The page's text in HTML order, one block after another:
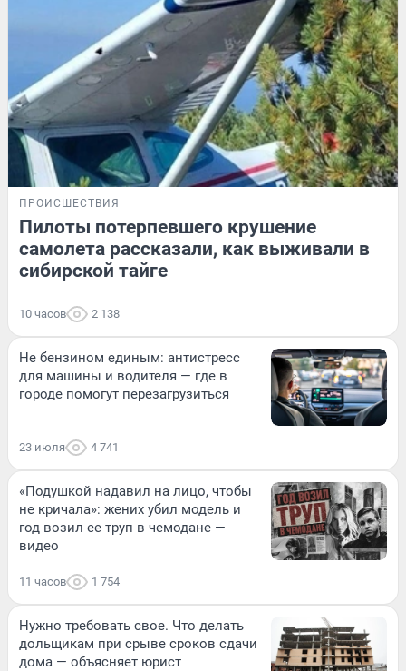
ПРОИСШЕСТВИЯ
Пилоты потерпевшего крушение
самолета рассказали, как выживали в
сибирской тайге
10 часов 2 138
Не бензином единым: антистресс
для машины и водителя — где в
городе помогут перезагрузиться
23 июля 4 741
«Подушкой надавил на лицо, чтобы
не кричала»: жених убил модель и
год возил ее труп в чемодане —
видео
11 часов 1 754
Нужно требовать свое. Что делать
дольщикам при срыве сроков сдачи
дома — объясняет юрист